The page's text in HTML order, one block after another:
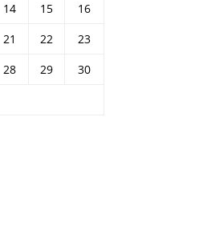
14 15
16
21 22
23
28 29
30